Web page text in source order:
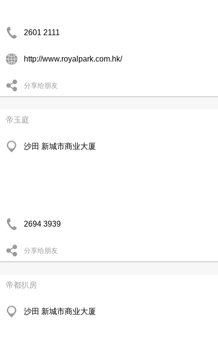
2601 2111
http://www.royalpark.com.hk/
分享给朋友
帝玉庭
沙田 新城市商业大厦
2694 3939
分享给朋友
帝都扒房
沙田 新城市商业大厦